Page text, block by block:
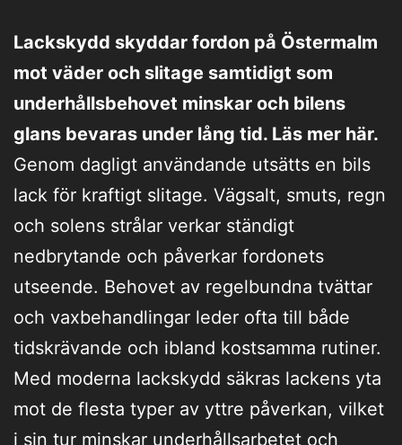
Lackskydd skyddar fordon på Östermalm
mot väder och slitage samtidigt som
underhållsbehovet minskar och bilens
glans bevaras under lång tid. Läs mer här.
Genom dagligt användande utsätts en bils
lack för kraftigt slitage. Vägsalt, smuts, regn
och solens strålar verkar ständigt
nedbrytande och påverkar fordonets
utseende. Behovet av regelbundna tvättar
och vaxbehandlingar leder ofta till både
tidskrävande och ibland kostsamma rutiner.
Med moderna lackskydd säkras lackens yta
mot de flesta typer av yttre påverkan, vilket
i sin tur minskar underhållsarbetet och